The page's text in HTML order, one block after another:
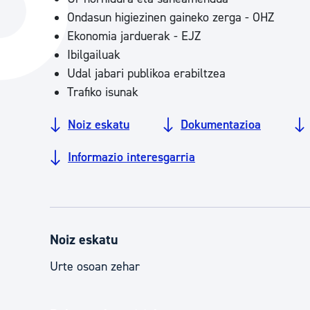
Hiria
Hiria orain
Hiria ezagutu
Etorkizuneko hiria
Ondasun higiezinen gaineko zerga - OHZ
Ekonomia jarduerak - EJZ
Ibilgailuak
Udal jabari publikoa erabiltzea
Trafiko isunak
Noiz eskatu Dokumentazioa
Informazio interesgarria
Noiz eskatu
Urte osoan zehar